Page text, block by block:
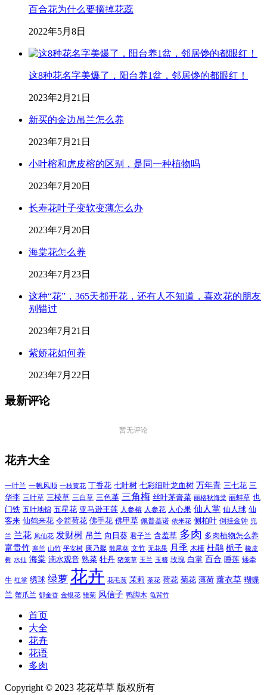
百合花为什么要摘掉花蕊
2022年5月8日
这8种花名字美爆了，阳台养1盆，邻居馋的都眼红！
2023年2月21日
新买的金边吊兰怎么养
2023年7月21日
小叶榕和虎皮榕的区别，是同一种植物吗
2023年7月20日
长寿花叶子变软变薄怎么办
2023年7月20日
海棠花怎么养
2023年7月23日
这种“花”，365天都开花，还有人不知道，喜欢花的朋友
别错过
2023年7月21日
紫娇花如何养
2023年7月22日
最新评论
暂无评论
花卉大全
一叶兰 一帆风顺 一枝黄花 丁香花 七叶树 七彩细叶龙血树 万年青 三七花 三
华李 三叶草 三棱草 三白草 三色堇 三角梅 丝叶茅膏菜 丽格秋海棠 丽蚌草 也
门铁 五叶地锦 五星花 亚马逊王莲 人参榕 人参花 人心果 仙人掌 仙人球 仙
客来 仙鹤来花 令箭荷花 佛手花 佛甲草 佩普基诺 依米花 侧柏叶 倒挂金钟 兜
兰 兰花 凤仙花 发财树 吊兰 向日葵 君子兰 含羞草 多肉 多肉植物怎么养
富贵竹 寒兰 山竹 平安树 康乃馨 散尾葵 文竹 无花果 月季 木槿 杜鹃 栀子 橡皮
树 水仙 海棠 滴水观音 熟菜 牡丹 猪笼草 玉兰 玉簪 玫瑰 白掌 百合 睡莲 矮牵
牛 红掌 绣球 绿萝 花卉 花毛茛 茉莉 茶花 荷花 菊花 薄荷 薰衣草 蝴蝶
兰 蟹爪兰 郁金香 金银花 雏菊 风信子 鸭脚木 龟背竹
首页
大全
花卉
花语
多肉
Copyright © 2023 花花草草 版权所有